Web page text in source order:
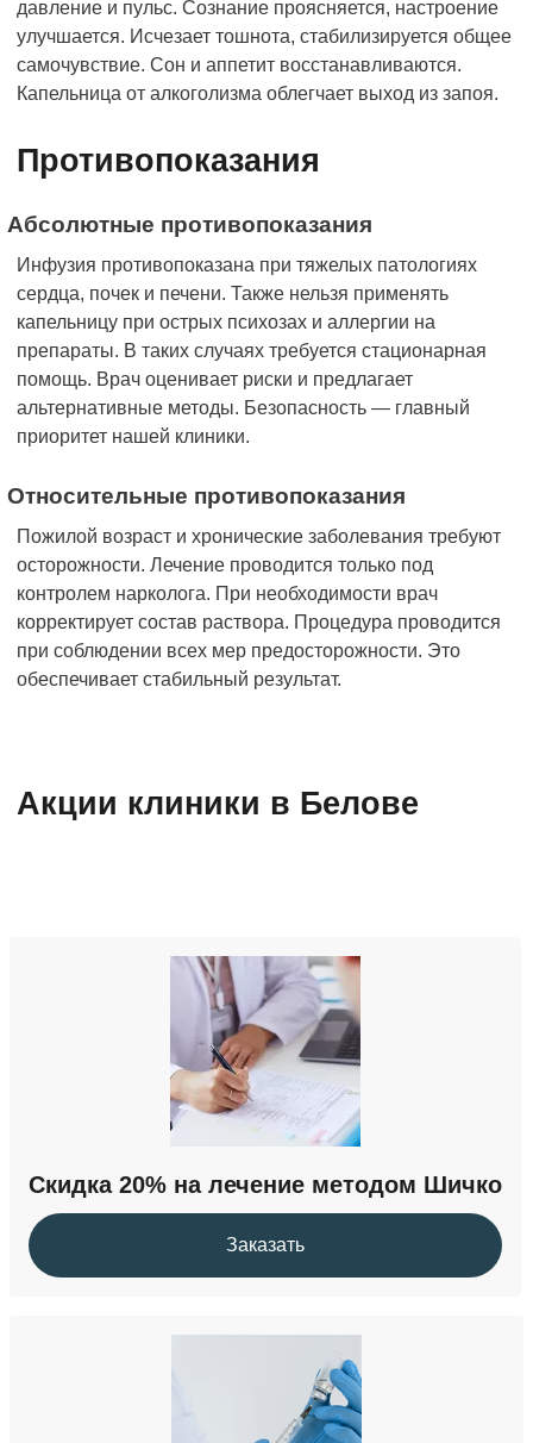
давление и пульс. Сознание проясняется, настроение
улучшается. Исчезает тошнота, стабилизируется общее
самочувствие. Сон и аппетит восстанавливаются.
Капельница от алкоголизма облегчает выход из запоя.
Противопоказания
Абсолютные противопоказания
Инфузия противопоказана при тяжелых патологиях
сердца, почек и печени. Также нельзя применять
капельницу при острых психозах и аллергии на
препараты. В таких случаях требуется стационарная
помощь. Врач оценивает риски и предлагает
альтернативные методы. Безопасность — главный
приоритет нашей клиники.
Относительные противопоказания
Пожилой возраст и хронические заболевания требуют
осторожности. Лечение проводится только под
контролем нарколога. При необходимости врач
корректирует состав раствора. Процедура проводится
при соблюдении всех мер предосторожности. Это
обеспечивает стабильный результат.
Акции клиники в Белове
Скидка 20% на лечение методом Шичко
Заказать